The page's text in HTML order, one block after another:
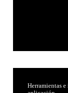
Herramientas